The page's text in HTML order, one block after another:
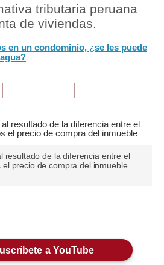
tributaria peruana
de viviendas.
en un condominio, ¿se les puede
resultado de la diferencia entre el
precio de compra del inmueble
a YouTube